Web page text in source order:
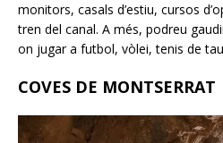
monitors, casals d’estiu, cursos
tren del canal. A més, podreu
on jugar a futbol, vòlei, tenis de
COVES DE MONTSERRAT